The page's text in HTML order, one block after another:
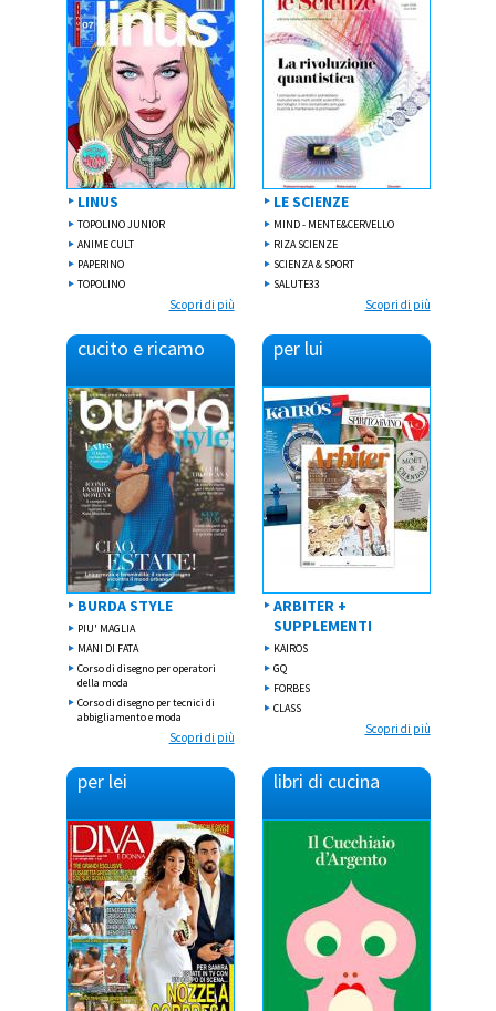
LINUS
TOPOLINO JUNIOR
ANIME CULT
PAPERINO
TOPOLINO
Scopri di più
LE SCIENZE
MIND - MENTE&CERVELLO
RIZA SCIENZE
SCIENZA & SPORT
SALUTE33
Scopri di più
cucito e ricamo
BURDA STYLE
PIU' MAGLIA
MANI DI FATA
Corso di disegno per operatori
della moda
Corso di disegno per tecnici di
abbigliamento e moda
Scopri di più
per lui
ARBITER +
SUPPLEMENTI
KAIROS
GQ
FORBES
CLASS
Scopri di più
per lei libri di cucina